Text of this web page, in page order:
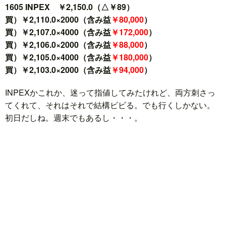
1605 INPEX ￥2,150.0（△￥89）
買）￥2,110.0×2000（含み益￥80,000）
買）￥2,107.0×4000（含み益￥172,000）
買）￥2,106.0×2000（含み益￥88,000）
買）￥2,105.0×4000（含み益￥180,000）
買）￥2,103.0×2000（含み益￥94,000）
INPEXかこれか、迷って指値してみたけれど、両方刺さっ
てくれて、それはそれで結構ビビる。でも行くしかない。
初日だしね。週末でもあるし・・・。